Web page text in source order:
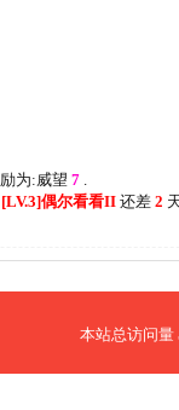
为:威望 7 .
[LV.3]偶尔看看II 还差 2
本站总访问量